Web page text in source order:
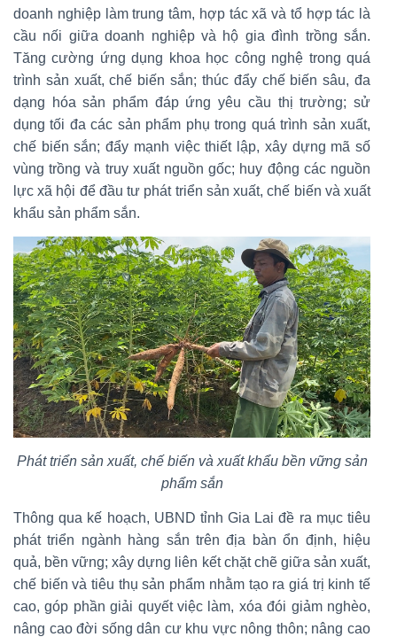
doanh nghiệp làm trung tâm, hợp tác xã và tổ hợp tác là
cầu nối giữa doanh nghiệp và hộ gia đình trồng sắn.
Tăng cường ứng dụng khoa học công nghệ trong quá
trình sản xuất, chế biến sắn; thúc đẩy chế biến sâu, đa
dạng hóa sản phẩm đáp ứng yêu cầu thị trường; sử
dụng tối đa các sản phẩm phụ trong quá trình sản xuất,
chế biến sắn; đẩy mạnh việc thiết lập, xây dựng mã số
vùng trồng và truy xuất nguồn gốc; huy động các nguồn
lực xã hội để đầu tư phát triển sản xuất, chế biến và xuất
khẩu sản phẩm sắn.
Phát triển sản xuất, chế biến và xuất khẩu bền vững sản
phẩm sắn
Thông qua kế hoạch, UBND tỉnh Gia Lai đề ra mục tiêu
phát triển ngành hàng sắn trên địa bàn ổn định, hiệu
quả, bền vững; xây dựng liên kết chặt chẽ giữa sản xuất,
chế biến và tiêu thụ sản phẩm nhằm tạo ra giá trị kinh tế
cao, góp phần giải quyết việc làm, xóa đói giảm nghèo,
nâng cao đời sống dân cư khu vực nông thôn; nâng cao